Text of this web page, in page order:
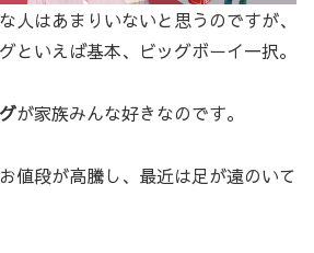
人はあまりいないと思うのですが、
といえば基本、ビッグボーイ一択。
が家族みんな好きなのです。
値段が高騰し、最近は足が遠のいて